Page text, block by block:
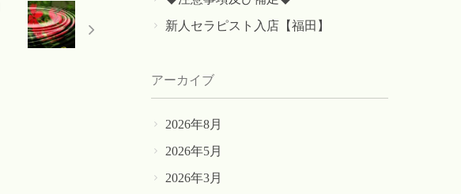
新人セラピスト入店【福田】
アーカイブ
2026年8月
2026年5月
2026年3月